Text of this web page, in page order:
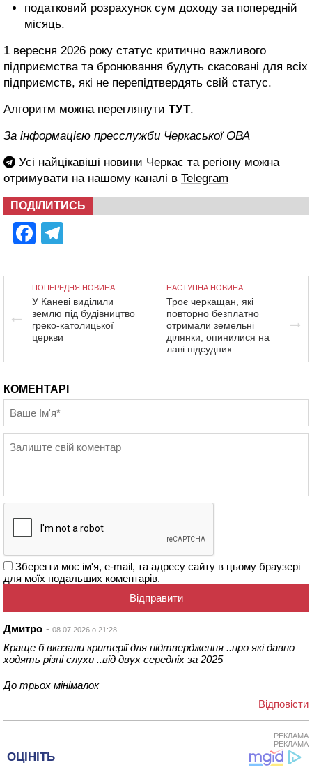
податковий розрахунок сум доходу за попередній
місяць.
1 вересня 2026 року статус критично важливого
підприємства та бронювання будуть скасовані для всіх
підприємств, які не перепідтвердять свій статус.
Алгоритм можна переглянути ТУТ.
За інформацією пресслужби Черкаської ОВА
Усі найцікавіші новини Черкас та регіону можна
отримувати на нашому каналі в Telegram
ПОДІЛИТИСЬ
Facebook
ПОПЕРЕДНЯ НОВИНА
У Каневі виділили
землю під будівництво
греко-католицької
церкви
НАСТУПНА НОВИНА
Троє черкащан, які
повторно безплатно
отримали земельні
ділянки, опинилися на
лаві підсудних
КОМЕНТАРІ
Зберегти моє ім'я, e-mail, та адресу сайту в цьому браузері
для моїх подальших коментарів.
Дмитро 08.07.2026 о 21:28
Краще б вказали критерії для підтвердження ..про які давно
ходять різні слухи ..від двух середніх за 2025
До трьох мінімалок
Відповіcти
РЕКЛАМА
РЕКЛАМА